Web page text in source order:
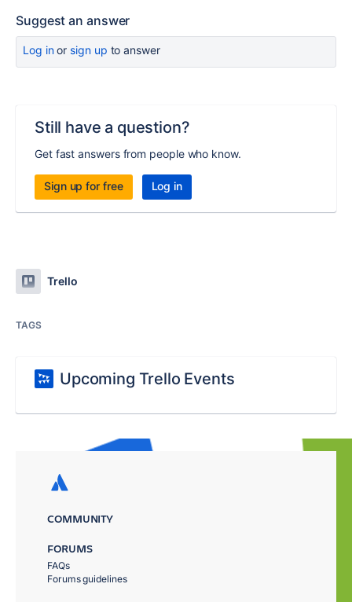
Suggest an answer
Log inor sign up to answer
Still have a question?
Get fast answers from people who know.
Sign up for free Log in
Trello
TAGS
Upcoming Trello Events
COMMUNITY
FORUMS
FAQs
Forums guidelines